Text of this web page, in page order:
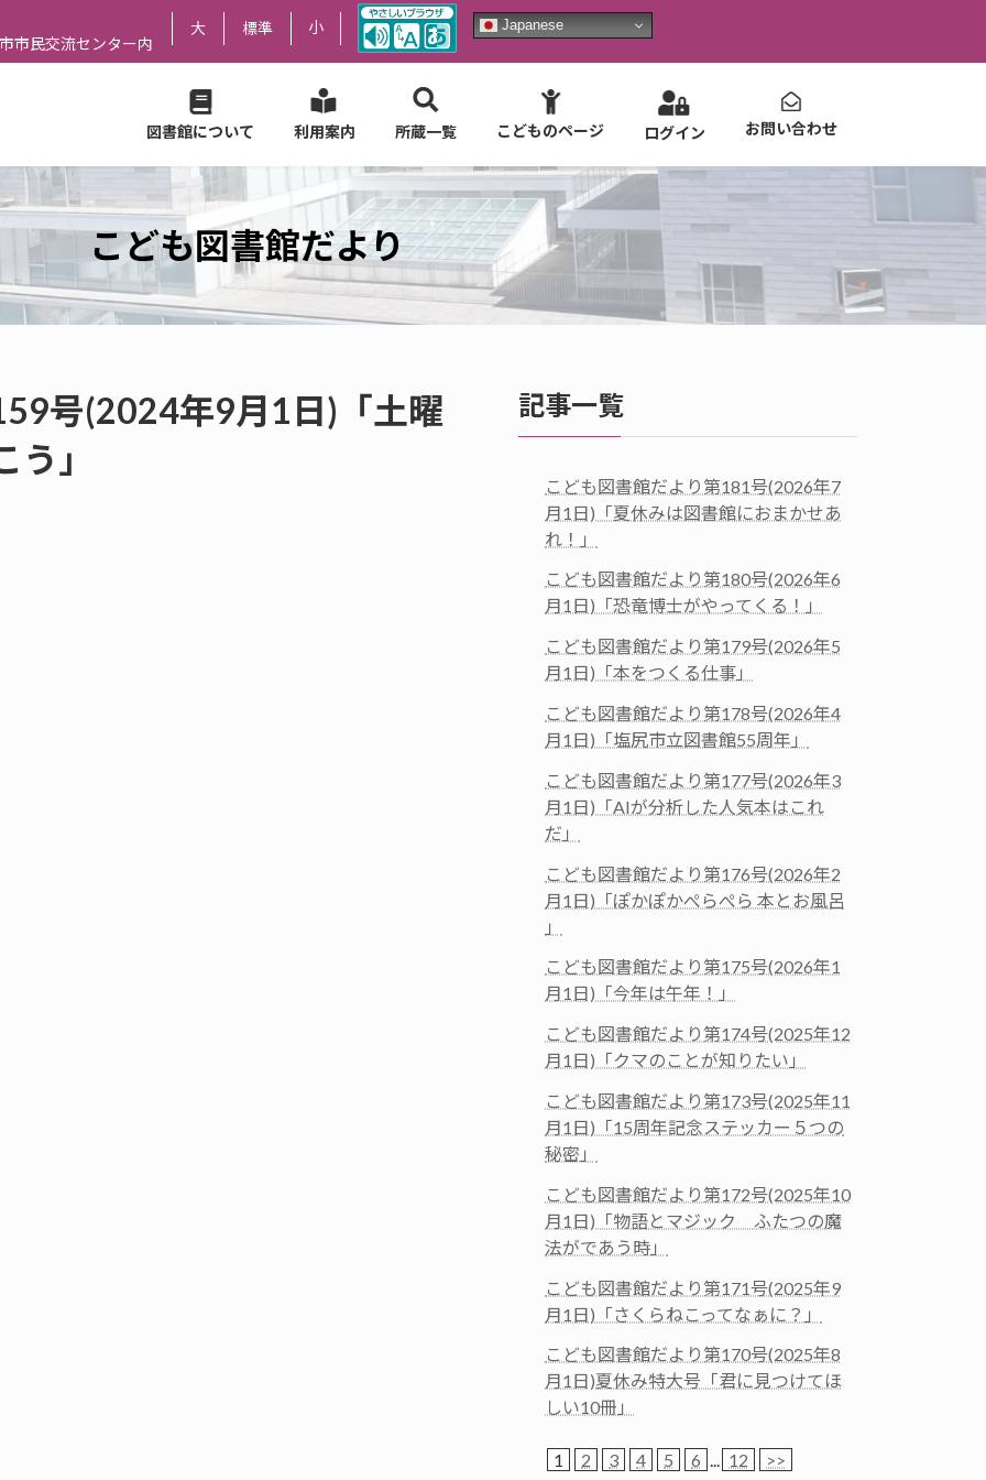
市民交流センター内
大 標準 小 Japanese
図書館について 利用案内 所蔵一覧 こどものページ ログイン お問い合わせ
こども図書館だより
号(2024年9月1日)「土曜
」
記事一覧
こども図書館だより第181号(2026年7
月1日)「夏休みは図書館におまかせあ
れ！」
こども図書館だより第180号(2026年6
月1日)「恐竜博士がやってくる！」
こども図書館だより第179号(2026年5
月1日)「本をつくる仕事」
こども図書館だより第178号(2026年4
月1日)「塩尻市立図書館55周年」
こども図書館だより第177号(2026年3
月1日)「AIが分析した人気本はこれ
だ」
こども図書館だより第176号(2026年2
月1日)「ぽかぽかぺらぺら 本とお風呂
」
こども図書館だより第175号(2026年1
月1日)「今年は午年！」
こども図書館だより第174号(2025年12
月1日)「クマのことが知りたい」
こども図書館だより第173号(2025年11
月1日)「15周年記念ステッカー５つの
秘密」
こども図書館だより第172号(2025年10
月1日)「物語とマジック ふたつの魔
法がであう時」
こども図書館だより第171号(2025年9
月1日)「さくらねこってなぁに？」
こども図書館だより第170号(2025年8
月1日)夏休み特大号「君に見つけてほ
しい10冊」
1 2 3 4 5 6 ... 12 >>